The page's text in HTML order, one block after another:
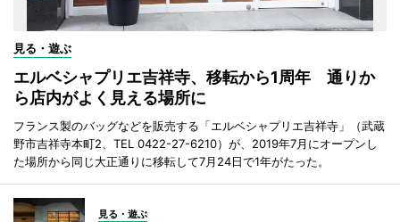
見る・遊ぶ
エルベシャプリエ吉祥寺、移転から1周年 通りか
ら店内がよく見える場所に
フランス製のバッグなどを販売する「エルベシャプリエ吉祥寺」（武蔵
野市吉祥寺本町2、TEL 0422-27-6210）が、2019年7月にオープンし
た場所から同じ大正通りに移転して7月24日で1年がたった。
見る・遊ぶ